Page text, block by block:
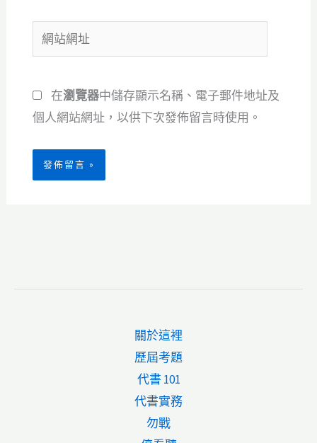
件
地
*
網
站
址
在瀏覽器中儲存顯示名稱、電子郵件地址及
個人網站網址，以供下次發佈留言時使用。
關於這裡
歷屆考題
代書 101
代書實務
勿戰